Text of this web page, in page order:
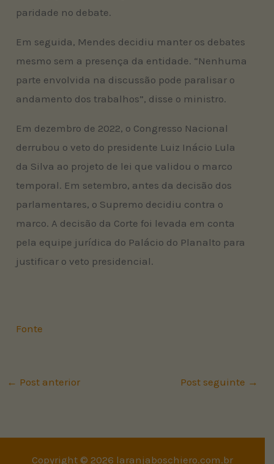
paridade no debate.
Em seguida, Mendes decidiu manter os debates
mesmo sem a presença da entidade. “Nenhuma
parte envolvida na discussão pode paralisar o
andamento dos trabalhos”, disse o ministro.
Em dezembro de 2022, o Congresso Nacional
derrubou o veto do presidente Luiz Inácio Lula
da Silva ao projeto de lei que validou o marco
temporal. Em setembro, antes da decisão dos
parlamentares, o Supremo decidiu contra o
marco. A decisão da Corte foi levada em conta
pela equipe jurídica do Palácio do Planalto para
justificar o veto presidencial.
Fonte
← Post anterior Post seguinte →
Copyright © 2026 laranjaboschiero.com.br